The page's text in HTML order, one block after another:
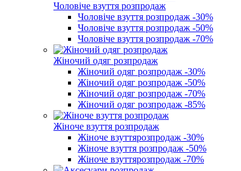
Чоловіче взуття розпродаж
Чоловіче взуття розпродаж -30%
Чоловіче взуття розпродаж -50%
Чоловіче взуття розпродаж -70%
Жіночий одяг розпродаж
Жіночий одяг розпродаж -30%
Жіночий одяг розпродаж -50%
Жіночий одяг розпродаж -70%
Жіночий одяг розпродаж -85%
Жіноче взуття розпродаж
Жіноче взуттярозпродаж -30%
Жіноче взуття розпродаж -50%
Жіноче взуттярозпродаж -70%